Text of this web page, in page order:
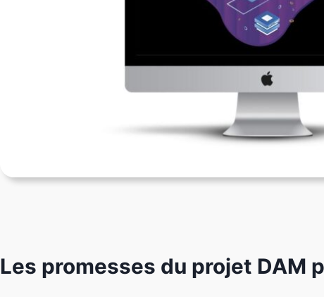
Les promesses du projet DAM